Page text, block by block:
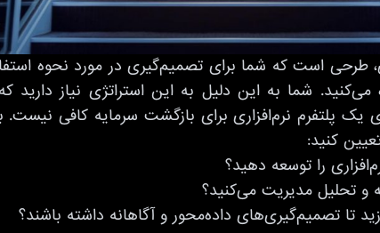
، طرحی است که شما برای تصمیم‌گیری در مورد نحوه
می‌کنید. شما به این دلیل به این استراتژی نیاز دارید
یک پلتفرم نرم‌افزاری برای بازگشت سرمایه کافی نیست.
کنید:
را توسعه دهید؟
و تحلیل مدیریت می‌کنید؟
تا تصمیم‌گیری‌های داده‌محور و آگاهانه داشته باشند؟